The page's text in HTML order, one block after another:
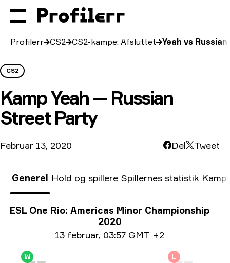
Profilerr CS2 CS2-kampe: Afsluttet Yeah vs
CS2
KampYeah — Russian
Street Party
Februar 13, 2020 Del Tweet
Generel Hold og spillere Spillernes statistik
Turneringsoplysninger
ESL One Rio: Americas Minor Championship
2020
Datoinformation13 februar, 03:57 GMT +2
W L